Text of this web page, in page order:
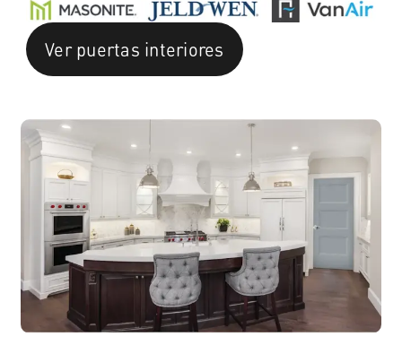
Español
Ver puertas interiores